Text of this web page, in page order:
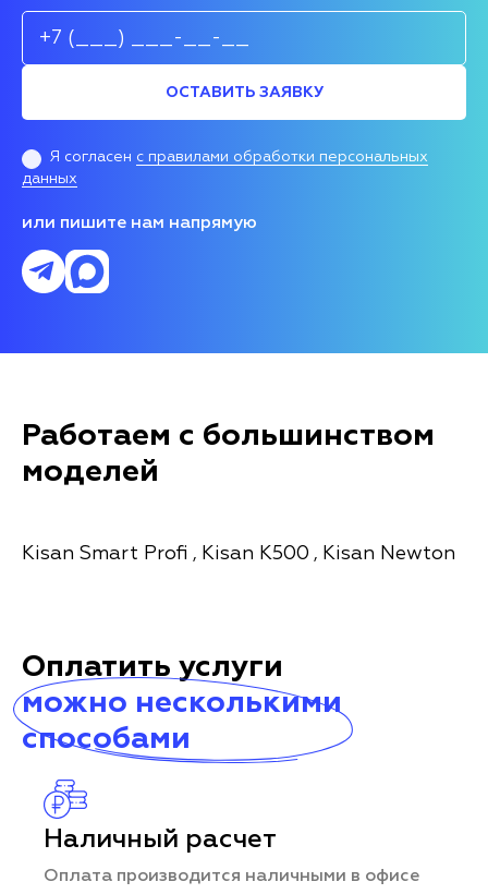
ОСТАВИТЬ ЗАЯВКУ
Я согласен с правилами обработки персональных
данных
или пишите нам напрямую
Работаем с большинством
моделей
Kisan Smart Profi , Kisan K500 , Kisan Newton
Оплатить услуги
можно несколькими
способами
Наличный расчет
Оплата производится наличными в офисе